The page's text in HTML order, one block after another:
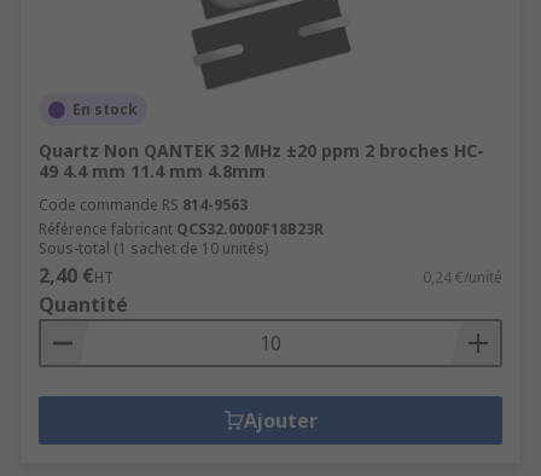
En stock
Quartz Non QANTEK 32 MHz ±20 ppm 2 broches HC-
49 4.4 mm 11.4 mm 4.8mm
Code commande RS 814-9563
Référence fabricant QCS32.0000F18B23R
Sous-total (1 sachet de 10 unités)
2,40 €HT 0,24 €/unité
Quantité
Ajouter